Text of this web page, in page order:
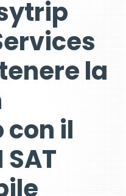
la
il